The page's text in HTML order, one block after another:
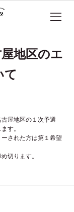
地区のエ
て
古屋地区の１次予選
す。
された方は第１希望
切ります。